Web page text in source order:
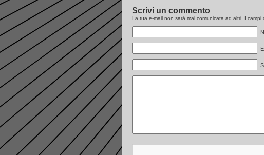
Scrivi un commento
La tua e-mail non sarà mai comunicata ad altri. I